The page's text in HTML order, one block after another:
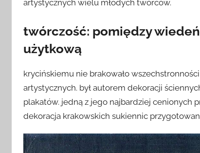
artystycznych wielu młodych twórców.
twórczość: pomiędzy
użytkową
krycińskiemu nie brakowało
artystycznych. był autorem dekoracji
plakatów. jedną z jego najbardziej cenionych
dekoracja krakowskich sukiennic